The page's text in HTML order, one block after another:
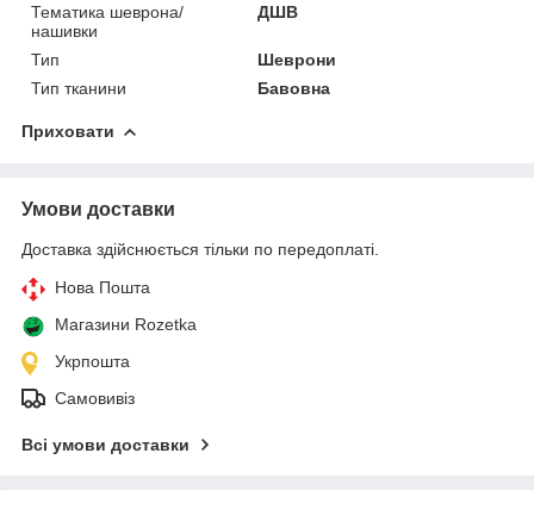
Тематика шеврона/
нашивки
ДШВ
Тип
Шеврони
Тип тканини
Бавовна
Приховати
Умови доставки
Доставка здійснюється тільки по передоплаті.
Нова Пошта
Магазини Rozetka
Укрпошта
Самовивіз
Всі умови доставки